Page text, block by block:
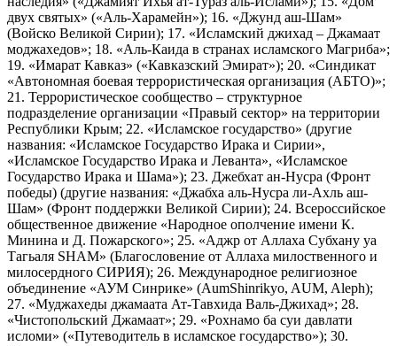
двух святых» («Аль-Харамейн»); 16. «Джунд аш-Шам»
(Войско Великой Сирии); 17. «Исламский джихад – Джамаат
моджахедов»; 18. «Аль-Каида в странах исламского Магриба»;
19. «Имарат Кавказ» («Кавказский Эмират»); 20. «Синдикат
«Автономная боевая террористическая организация (АБТО)»;
21. Террористическое сообщество – структурное
подразделение организации «Правый сектор» на территории
Республики Крым; 22. «Исламское государство» (другие
названия: «Исламское Государство Ирака и Сирии»,
«Исламское Государство Ирака и Леванта», «Исламское
Государство Ирака и Шама»); 23. Джебхат ан-Нусра (Фронт
победы) (другие названия: «Джабха аль-Нусра ли-Ахль аш-
Шам» (Фронт поддержки Великой Сирии); 24. Всероссийское
общественное движение «Народное ополчение имени К.
Минина и Д. Пожарского»; 25. «Аджр от Аллаха Субхану уа
Тагьаля SHAM» (Благословение от Аллаха милоственного и
милосердного СИРИЯ); 26. Международное религиозное
объединение «АУМ Синрике» (AumShinrikyo, AUM, Aleph);
27. «Муджахеды джамаата Ат-Тавхида Валь-Джихад»; 28.
«Чистопольский Джамаат»; 29. «Рохнамо ба суи давлати
исломи» («Путеводитель в исламское государство»); 30.